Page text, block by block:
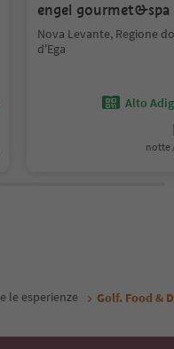
engel gourmet&spa
Nova Levante, Regione
d'Ega
Alto
notte
le esperienze Golf. Food &